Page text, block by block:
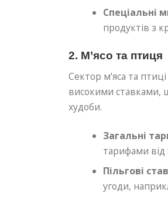
Спеціальні
продуктів з
2. М’ясо та птиця
Сектор м’яса та
високими ставками,
худоби.
Загальні
тарифами від
Пільгові
угоди,